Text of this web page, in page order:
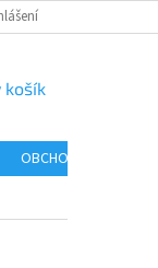
košík
OBCHODNÍ